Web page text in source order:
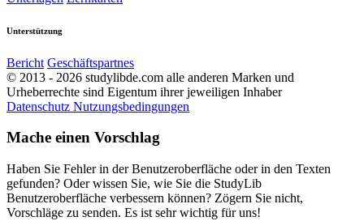
Unterstützung
Bericht Geschäftspartnes
© 2013 - 2026 studylibde.com alle anderen Marken und
Urheberrechte sind Eigentum ihrer jeweiligen Inhaber
Datenschutz Nutzungsbedingungen
Mache einen Vorschlag
Haben Sie Fehler in der Benutzeroberfläche oder in den Texten
gefunden? Oder wissen Sie, wie Sie die StudyLib
Benutzeroberfläche verbessern können? Zögern Sie nicht,
Vorschläge zu senden. Es ist sehr wichtig für uns!